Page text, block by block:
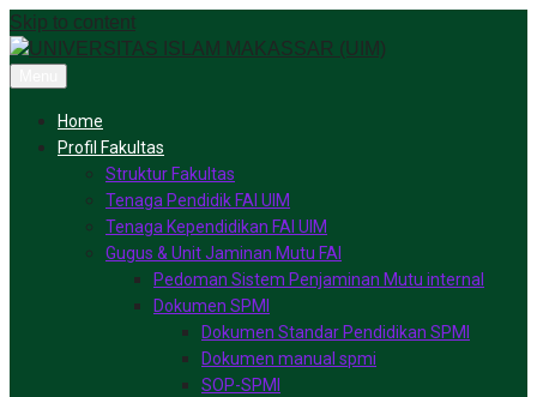
Skip to content
Home
Profil Fakultas
Struktur Fakultas
Tenaga Pendidik FAI UIM
Tenaga Kependidikan FAI UIM
Gugus & Unit Jaminan Mutu FAI
Pedoman Sistem Penjaminan Mutu internal
Dokumen SPMI
Dokumen Standar Pendidikan SPMI
Dokumen manual spmi
SOP-SPMI